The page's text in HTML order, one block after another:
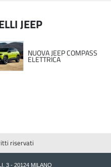
JEEP
NUOVA JEEP COMPASS
ELETTRICA
riservati
3 - 20124 MILANO